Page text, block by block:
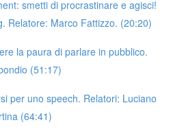
smetti di procrastinare e agisci!
Relatore: Marco Fattizzo. (20:20)
la paura di parlare in pubblico.
(51:17)
per uno speech. Relatori: Luciano
(64:41)